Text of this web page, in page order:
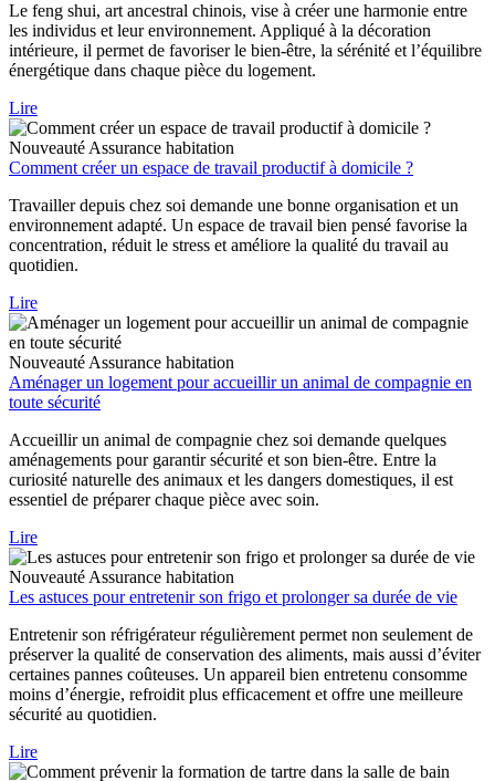
Le feng shui, art ancestral chinois, vise à créer une harmonie entre
les individus et leur environnement. Appliqué à la décoration
intérieure, il permet de favoriser le bien-être, la sérénité et l’équilibre
énergétique dans chaque pièce du logement.
Lire
Nouveauté Assurance habitation
Comment créer un espace de travail productif à domicile ?
Travailler depuis chez soi demande une bonne organisation et un
environnement adapté. Un espace de travail bien pensé favorise la
concentration, réduit le stress et améliore la qualité du travail au
quotidien.
Lire
Nouveauté Assurance habitation
Aménager un logement pour accueillir un animal de compagnie en
toute sécurité
Accueillir un animal de compagnie chez soi demande quelques
aménagements pour garantir sécurité et son bien-être. Entre la
curiosité naturelle des animaux et les dangers domestiques, il est
essentiel de préparer chaque pièce avec soin.
Lire
Nouveauté Assurance habitation
Les astuces pour entretenir son frigo et prolonger sa durée de vie
Entretenir son réfrigérateur régulièrement permet non seulement de
préserver la qualité de conservation des aliments, mais aussi d’éviter
certaines pannes coûteuses. Un appareil bien entretenu consomme
moins d’énergie, refroidit plus efficacement et offre une meilleure
sécurité au quotidien.
Lire